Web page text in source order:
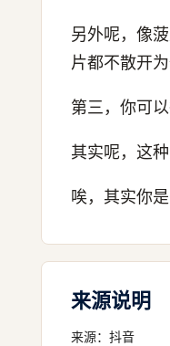
另外呢，像
片都不散开为
第三，你可
其实呢，这
唉，其实你是
来源说明
来源： 抖音